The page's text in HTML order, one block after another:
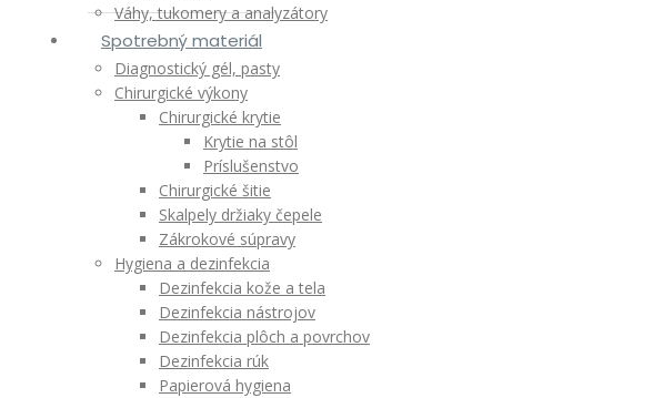
Váhy, tukomery a analyzátory
Spotrebný materiál
Diagnostický gél, pasty
Chirurgické výkony
Chirurgické krytie
Krytie na stôl
Príslušenstvo
Chirurgické šitie
Skalpely držiaky čepele
Zákrokové súpravy
Hygiena a dezinfekcia
Dezinfekcia kože a tela
Dezinfekcia nástrojov
Dezinfekcia plôch a povrchov
Dezinfekcia rúk
Papierová hygiena